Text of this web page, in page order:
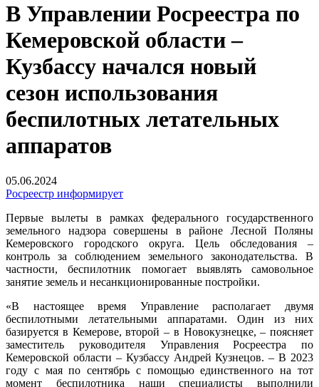
В Управлении Росреестра по
Кемеровской области –
Кузбассу начался новый
сезон использования
беспилотных летательных
аппаратов
05.06.2024
Росреестр информирует
Первые вылеты в рамках федерального государственного
земельного надзора совершены в районе Лесной Поляны
Кемеровского городского округа. Цель обследования –
контроль за соблюдением земельного законодательства. В
частности, беспилотник помогает выявлять самовольное
занятие земель и несанкционированные постройки.
«В настоящее время Управление располагает двумя
беспилотными летательными аппаратами. Один из них
базируется в Кемерове, второй – в Новокузнецке, – поясняет
заместитель руководителя Управления Росреестра по
Кемеровской области – Кузбассу Андрей Кузнецов. – В 2023
году с мая по сентябрь с помощью единственного на тот
момент беспилотника наши специалисты выполнили